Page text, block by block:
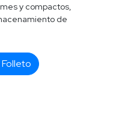
y compactos,
de